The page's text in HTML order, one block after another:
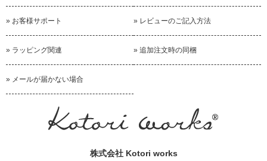
» お客様サポート » レビューのご記入方法
» ラッピング関連 » 追加注文時の同梱
» メールが届かない場合
株式会社 Kotori works